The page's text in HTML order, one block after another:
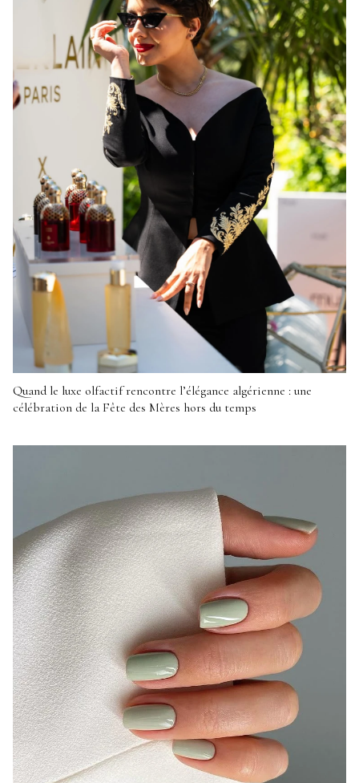
Quand le luxe olfactif rencontre l’élégance algérienne : une
célébration de la Fête des Mères hors du temps